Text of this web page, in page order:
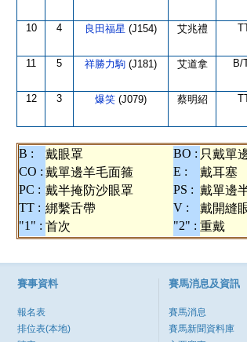
10 4 良田福星 (J154) 艾兆禮
11 5 祥勝力駒 (J181) 艾道拿 B/
12 3 爆笑 (J079) 蔡明紹
B : 戴眼罩 BO : 只戴單
CO : 戴單邊羊毛面箍 E : 戴耳塞
PC : 戴半掩防沙眼罩 PS : 戴單邊
TT : 綁繫舌帶 V : 戴開縫
"1" : 首次 "2" : 重戴
賽事資料
報名表
排位表(本地)
賽馬消息及資訊
賽馬消息
賽馬新聞資料庫